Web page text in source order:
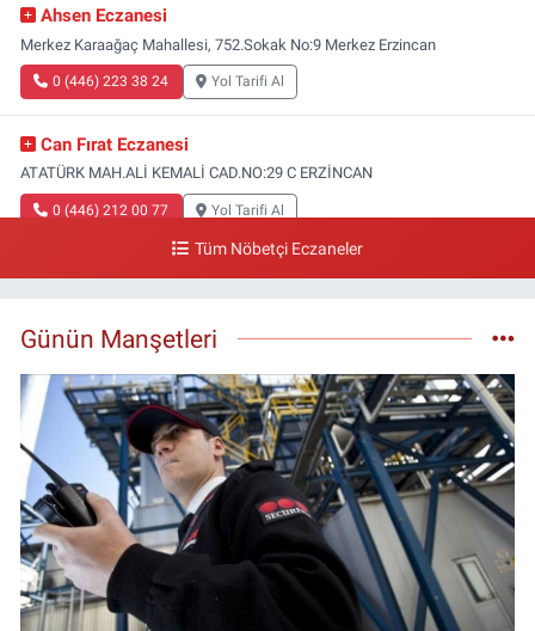
Ahsen Eczanesi
Merkez Karaağaç Mahallesi, 752.Sokak No:9 Merkez Erzincan
0 (446) 223 38 24 Yol Tarifi Al
Can Fırat Eczanesi
ATATÜRK MAH.ALİ KEMALİ CAD.NO:29 C ERZİNCAN
0 (446) 212 00 77 Yol Tarifi Al
0 (446) 212 10 20
Tüm Nöbetçi Eczaneler
Günün Manşetleri